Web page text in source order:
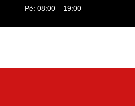
Pé: 08:00 – 19:00